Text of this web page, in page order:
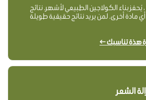
بناء الكولاجين الطبيعي لأشهر. نتائج
مادة أخرى. لمن يريد نتائج حقيقية طويلة
هذة تناسبك ←